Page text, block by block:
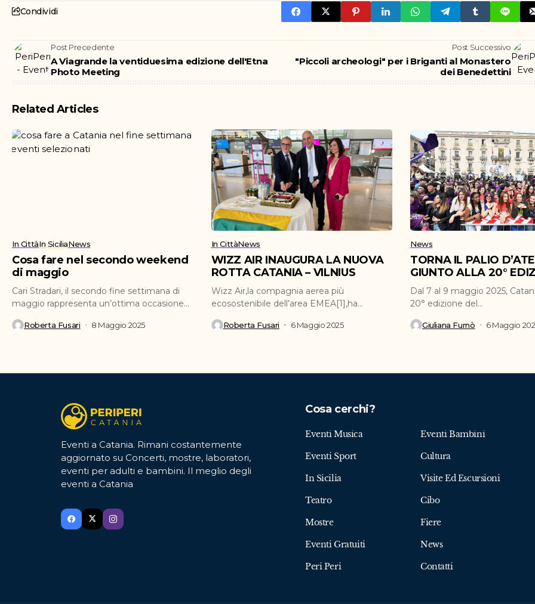
Condividi
Post Precedente
A Viagrande la ventiduesima edizione dell'Etna
Photo Meeting
Post Successivo
"Piccoli archeologi" per i Briganti al Monastero
dei Benedettini
Related Articles
In CittàIn SiciliaNews
Cosa fare nel secondo weekend
di maggio
Cari Stradari, il secondo fine settimana di
maggio rappresenta un’ottima occasione
Roberta Fusari 8 Maggio 2025
In CittàNews
WIZZ AIR INAUGURA LA NUOVA
ROTTA CATANIA – VILNIUS
Wizz Air,la compagnia aerea più
ecosostenibile dell’area EMEA[1],ha
Roberta Fusari 6 Maggio 2025
News
TORNA IL PALIO
GIUNTO ALLA 20°
Dal 7 al 9 maggio 2025,
20° edizione del...
Giuliana Furnò 6 Maggio
Eventi a Catania. Rimani costantemente
aggiornato su Concerti, mostre, laboratori,
eventi per adulti e bambini. Il meglio degli
eventi a Catania
Cosa cerchi?
Eventi Musica Eventi Bambini
Eventi Sport Cultura
In Sicilia Visite Ed Escursioni
Teatro Cibo
Mostre Fiere
Eventi Gratuiti News
Peri Peri Contatti